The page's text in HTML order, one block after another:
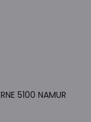
5100 NAMUR